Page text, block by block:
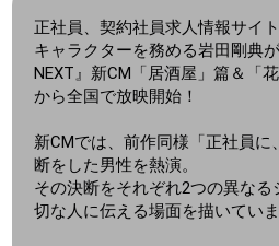
正社員、契約社員求人情報サイ
キャラクターを務める岩田剛典
NEXT』新CM「居酒屋」篇＆「
から全国で放映開始！
新CMでは、前作同様「正社員
断をした男性を熱演。
その決断をそれぞれ2つの異な
切な人に伝える場面を描いていま